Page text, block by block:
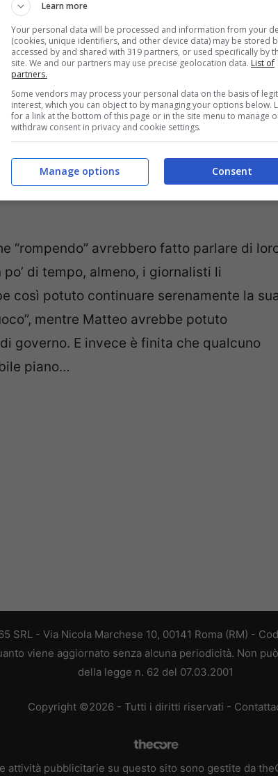
“rompendo” avrebbero fatto parlare di
di tempo, almeno, i giornalisti li
così potuto continuare serenamente la sua
mentre Matteo avrebbe potuto
governo. E invece è finita che qualcuno
piano…
SRL - Via Nicola Marchese 10, 00141 Roma (RM) -
viene aggiornato senza alcuna periodicità. Non
della legge n. 62 del 07.03.2001
Copyright ©2026 - Tutti i diritti riservati -
attività pubblicitarie su questo sito sono gestite da
Learn more
Your personal data will be processed and information from your
(cookies, unique identifiers, and other device data) may be stored
accessed by and shared with 319 partners, or used specifically by
site. We and our partners may use precise geolocation data. List of
partners.
Some vendors may process your personal data on the basis of
interest, which you can object to by managing your options below.
for a link at the bottom of this page or in the site menu to manage
withdraw consent in privacy and cookie settings.
Consent
Manage options